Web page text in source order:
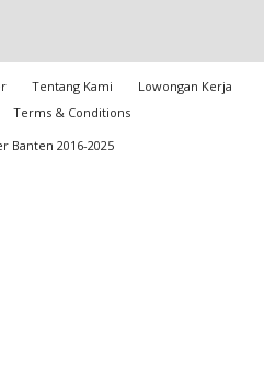
Tentang Kami
Lowongan Kerja
Terms & Conditions
Banten 2016-2025